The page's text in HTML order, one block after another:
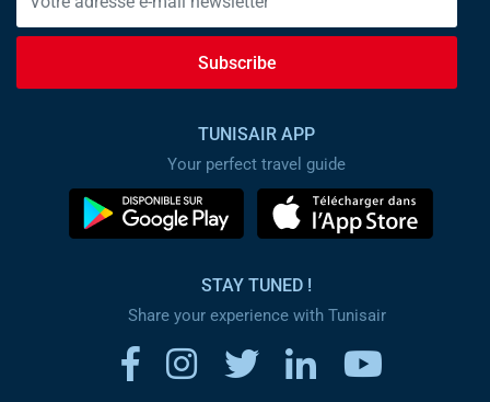
Subscribe
TUNISAIR APP
Your perfect travel guide
STAY TUNED !
Share your experience with Tunisair